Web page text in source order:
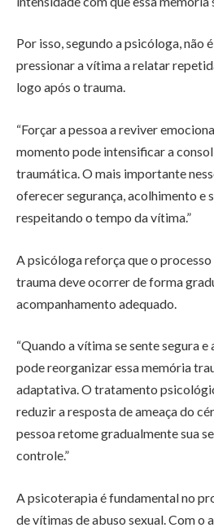
Por isso, segundo a psicóloga, não
pressionar a vítima a relatar
logo após o trauma.
“Forçar a pessoa a reviver
momento pode intensificar a
traumática. O mais importante
oferecer segurança, acolhimento e
respeitando o tempo da vítima.”
A psicóloga reforça que o
trauma deve ocorrer de forma
acompanhamento adequado.
“Quando a vítima se sente segura
pode reorganizar essa memória
adaptativa. O tratamento
reduzir a resposta de ameaça do
pessoa retome gradualmente sua
controle.”
A psicoterapia é fundamental no
de vítimas de abuso sexual. Com o